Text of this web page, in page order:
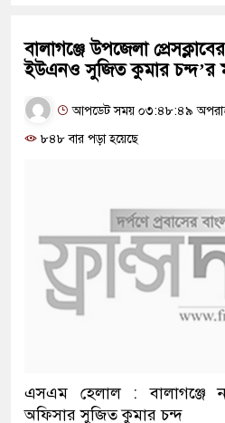
বালাগঞ্জে উপজেলা
ইউএনও সুজিত কুমার চন্দ’র
আপডেট সময় ০৩:৪৮:৪৯
৮৪৮ বার পড়া হয়েছে
এসএম হেলাল : বালাগঞ্জে
অফিসার সুজিত কুমার চন্দ